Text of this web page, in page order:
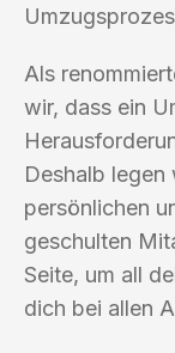
Als
wir, dass ein
Deshalb
persönlichen
geschulten
Seite, um all
dich bei allen